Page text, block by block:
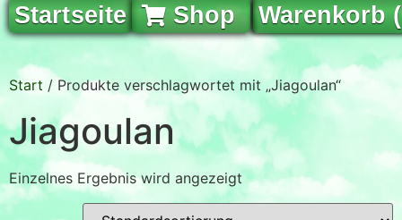
Startseite Shop Warenkorb
Start / Produkte verschlagwortet mit „Jiagoulan“
Jiagoulan
Einzelnes Ergebnis wird angezeigt